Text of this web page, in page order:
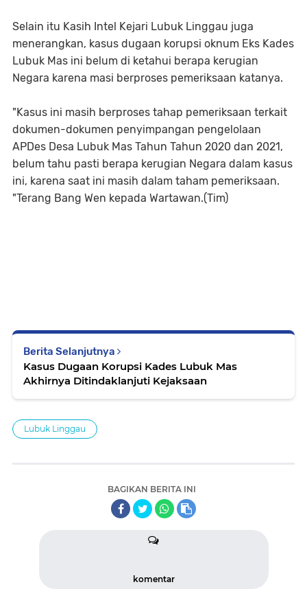
Selain itu Kasih Intel Kejari Lubuk Linggau juga
menerangkan, kasus dugaan korupsi oknum Eks Kades
Lubuk Mas ini belum di ketahui berapa kerugian
Negara karena masi berproses pemeriksaan katanya.
"Kasus ini masih berproses tahap pemeriksaan terkait
dokumen-dokumen penyimpangan pengelolaan
APDes Desa Lubuk Mas Tahun Tahun 2020 dan 2021,
belum tahu pasti berapa kerugian Negara dalam kasus
ini, karena saat ini masih dalam taham pemeriksaan.
"Terang Bang Wen kepada Wartawan.(Tim)
Berita Selanjutnya
Kasus Dugaan Korupsi Kades Lubuk Mas
Akhirnya Ditindaklanjuti Kejaksaan
Lubuk Linggau
BAGIKAN BERITA INI
komentar